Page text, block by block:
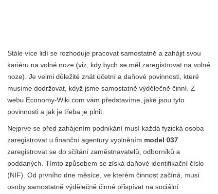
Stále více lidí se rozhoduje pracovat samostatně a zahájit svou
kariéru na volné noze (viz, kdy bych se měl zaregistrovat na volné
noze). Je velmi důležité znát účetní a daňové povinnosti, které
musíme dodržovat, když jsme samostatně výdělečně činní. Z
webu Economy-Wiki.com vám představíme, jaké jsou tyto
povinnosti a jak je třeba je plnit.
Nejprve se před zahájením podnikání musí každá fyzická osoba
zaregistrovat u finanční agentury vyplněním model 037
zaregistrovat se do sčítání zaměstnavatelů, odborníků a
poddaných. Tímto způsobem se získá daňové identifikační číslo
(NIF). Od prvního dne měsíce, ve kterém činnost začíná, musí
osoby samostatně výdělečně činné přispívat na sociální